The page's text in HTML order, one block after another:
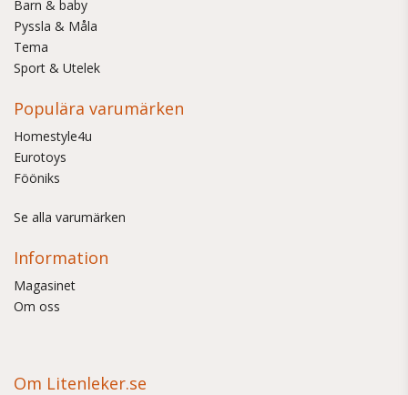
Barn & baby
Pyssla & Måla
Tema
Sport & Utelek
Populära varumärken
Homestyle4u
Eurotoys
Fööniks
Se alla varumärken
Information
Magasinet
Om oss
Om Litenleker.se